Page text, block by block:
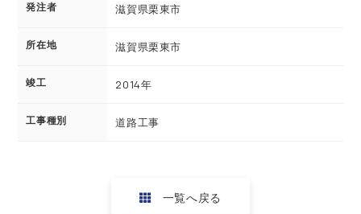
発注者 滋賀県栗東市
所在地 滋賀県栗東市
竣工 2014年
工事種別 道路工事
一覧へ戻る